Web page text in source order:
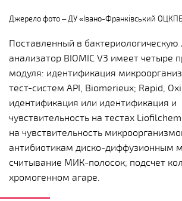
Джерело фото – ДУ «Івано-Франківський
Поставленный в
анализатор BIOMIC V3 имеет четыре
модуля: идентификация
тест-систем API, Biomerieux; Rapid,
идентификация или идентификация и
чувствительность на тестах
на чувствительность
антибиотикам диско-диффузионным
считывание МИК-полосок; подсчет
хромогенном агаре.